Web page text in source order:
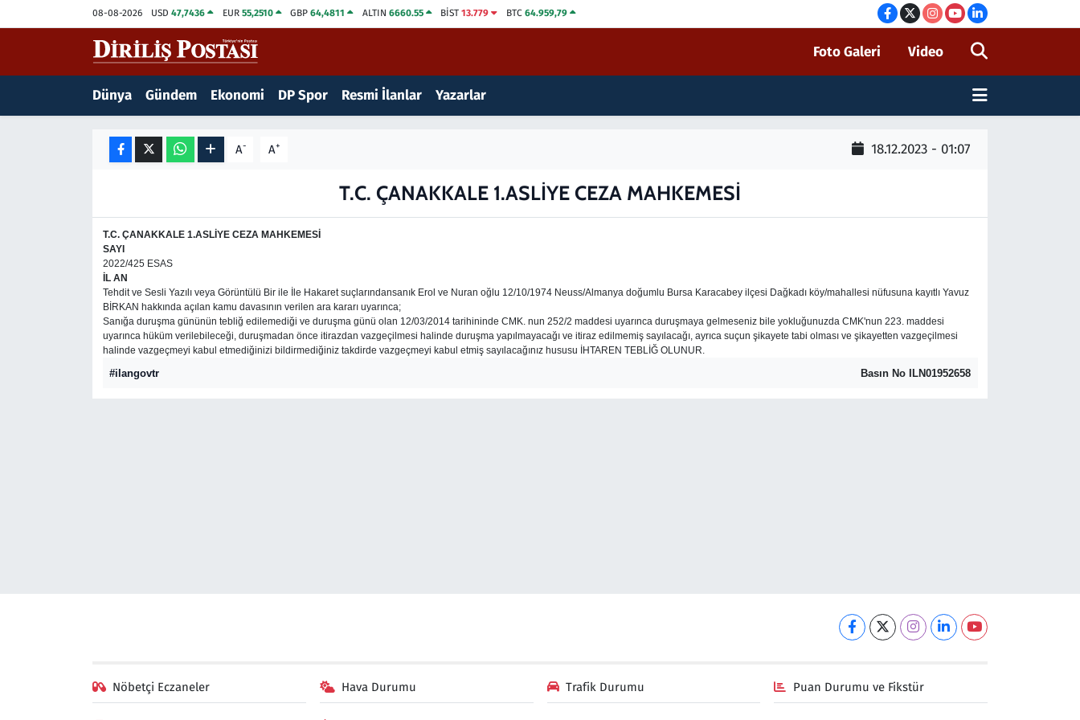
08-08-2026 USD47,7436 EUR 55,2510 GBP64,4811 ALTIN 6660.55 BİST13.779 BTC 64.959,79
Foto Galeri Video
Dünya Gündem Ekonomi DP Spor Resmi İlanlar Yazarlar
A- A+ 18.12.2023 - 01:07
T.C. ÇANAKKALE 1.ASLİYE CEZA MAHKEMESİ
T.C. ÇANAKKALE 1.ASLİYE CEZA MAHKEMESİ
SAYI
2022/425 ESAS
İL AN
Tehdit ve Sesli Yazılı veya Görüntülü Bir ile İle Hakaret suçlarındansanık Erol ve Nuran oğlu 12/10/1974 Neuss/Almanya doğumlu Bursa Karacabey ilçesi Dağkadı köy/mahallesi nüfusuna kayıtlı Yavuz
BİRKAN hakkında açılan kamu davasının verilen ara kararı uyarınca;
Sanığa duruşma gününün tebliğ edilemediği ve duruşma günü olan 12/03/2014 tarihininde CMK. nun 252/2 maddesi uyarınca duruşmaya gelmeseniz bile yokluğunuzda CMK'nun 223. maddesi
uyarınca hüküm verilebileceği, duruşmadan önce itirazdan vazgeçilmesi halinde duruşma yapılmayacağı ve itiraz edilmemiş sayılacağı, ayrıca suçun şikayete tabi olması ve şikayetten vazgeçilmesi
halinde vazgeçmeyi kabul etmediğinizi bildirmediğiniz takdirde vazgeçmeyi kabul etmiş sayılacağınız hususu İHTAREN TEBLİĞ OLUNUR.
#ilangovtr Basın No ILN01952658
Nöbetçi Eczaneler Hava Durumu Trafik Durumu Puan Durumu ve Fikstür
15 Temmuz Destanı
Analiz-Yorum
Elif Kuşağı
Nöbetçi Eczaneler
Hava Durumu
Trafik Durumu
Son Dakika Haberleri
Haber Arşivi